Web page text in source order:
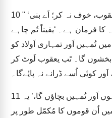
10 " ‘اِس لیٔے اَے میرے خادِم یعقوب، خوف نہ کر؛ اَے بنی
کا فرمان ہے۔ ‘یقیناً تُم چاہے
تُمہیں اَور تمہاری اَولاد کو
گا۔ تَب یعقوب لَوٹ کر
کویٔی اُسے ڈرانے نہ پایٔےگا۔
11
اُن قوموں کا مُکمّل طور پر